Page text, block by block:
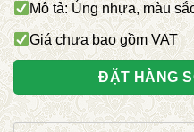
Mô tả: Ủng nhựa, màu
Giá chưa bao gồm VAT
ĐẶT HÀNG